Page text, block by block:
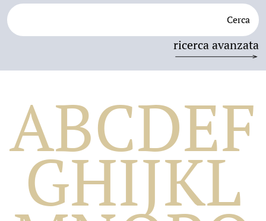
Cerca
ricerca avanzata
ABCDEF
GHIJKL